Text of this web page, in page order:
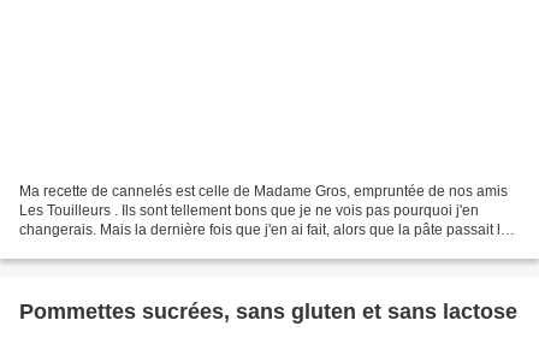
Ma recette de cannelés est celle de Madame Gros, empruntée de nos amis
Les Touilleurs . Ils sont tellement bons que je ne vois pas pourquoi j'en
changerais. Mais la dernière fois que j'en ai fait, alors que la pâte passait la
Pommettes sucrées, sans gluten et sans lactose